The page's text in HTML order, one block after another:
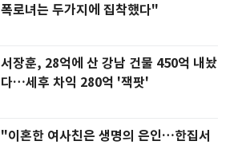
폭로녀는 두가지에 집착했다"
서장훈, 28억에 산 강남 건물 450억 내놨
다…세후 차익 280억 '잭팟'
"이혼한 여사친은 생명의 은인…한집서